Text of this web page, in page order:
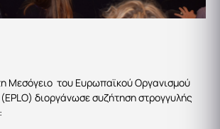
Μεσόγειο του Ευρωπαϊκού Οργανισμού
διοργάνωσε συζήτηση στρογγυλής